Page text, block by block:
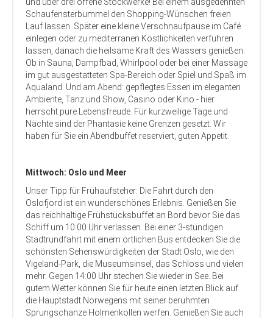
Schaufensterbummel den Shopping-Wünschen freien
Lauf lassen. Später eine kleine Verschnaufpause im Café
einlegen oder zu mediterranen Köstlichkeiten verführen
lassen, danach die heilsame Kraft des Wassers genießen.
Ob in Sauna, Dampfbad, Whirlpool oder bei einer Massage
im gut ausgestatteten Spa-Bereich oder Spiel und Spaß im
Aqualand. Und am Abend: gepflegtes Essen im eleganten
Ambiente, Tanz und Show, Casino oder Kino - hier
herrscht pure Lebensfreude. Für kurzweilige Tage und
Nächte sind der Phantasie keine Grenzen gesetzt. Wir
haben für Sie ein Abendbuffet reserviert, guten Appetit.
Mittwoch: Oslo und Meer
Unser Tipp für Frühaufsteher: Die Fahrt durch den
Oslofjord ist ein wunderschönes Erlebnis. Genießen Sie
das reichhaltige Frühstücksbuffet an Bord bevor Sie das
Schiff um 10:00 Uhr verlassen. Bei einer 3-stündigen
Stadtrundfahrt mit einem örtlichen Bus entdecken Sie die
schönsten Sehenswürdigkeiten der Stadt Oslo, wie den
Vigeland-Park, die Museumsinsel, das Schloss und vielen
mehr. Gegen 14:00 Uhr stechen Sie wieder in See. Bei
gutem Wetter können Sie für heute einen letzten Blick auf
die Hauptstadt Norwegens mit seiner berühmten
Sprungschanze Holmenkollen werfen. Genießen Sie auch